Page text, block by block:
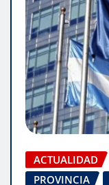
ACTUALIDAD
PROVINCIA